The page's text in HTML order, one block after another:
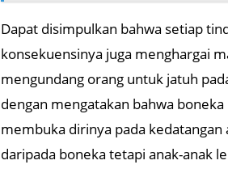
Dapat disimpulkan bahwa setiap
konsekuensinya juga menghargai
mengundang orang untuk jatuh
dengan mengatakan bahwa
membuka dirinya pada
daripada boneka tetapi anak-anak